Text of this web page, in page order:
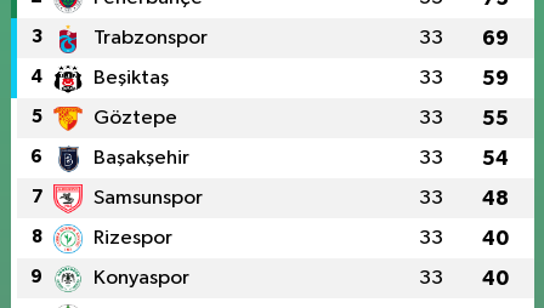
3 Trabzonspor 33 69
4 Beşiktaş 33 59
5 Göztepe 33 55
6 Başakşehir 33 54
7 Samsunspor 33 48
8 Rizespor 33 40
9 Konyaspor 33 40